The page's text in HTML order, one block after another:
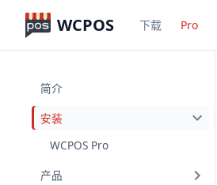
WCPOS 下载 Pro
简介
安装
WCPOS Pro
产品